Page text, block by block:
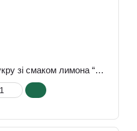
Печиво без цукру зі смаком лимона “VELN”/ “Велн”, 35 г